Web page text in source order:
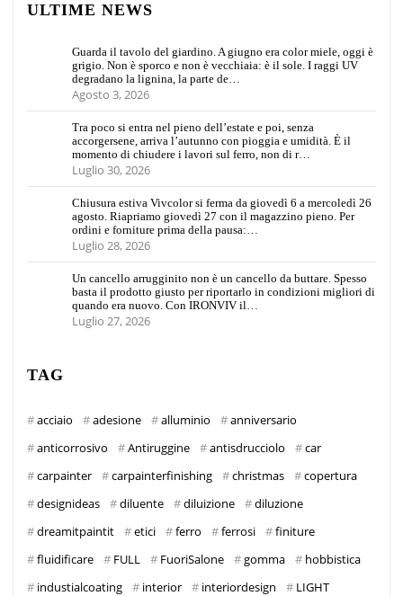
ULTIME NEWS
Guarda il tavolo del giardino. A giugno era color miele, oggi è
grigio. Non è sporco e non è vecchiaia: è il sole. I raggi UV
degradano la lignina, la parte de…
Agosto 3, 2026
Tra poco si entra nel pieno dell’estate e poi, senza
accorgersene, arriva l’autunno con pioggia e umidità. È il
momento di chiudere i lavori sul ferro, non di r…
Luglio 30, 2026
Chiusura estiva Vivcolor si ferma da giovedì 6 a mercoledì 26
agosto. Riapriamo giovedì 27 con il magazzino pieno. Per
ordini e forniture prima della pausa:…
Luglio 28, 2026
Un cancello arrugginito non è un cancello da buttare. Spesso
basta il prodotto giusto per riportarlo in condizioni migliori di
quando era nuovo. Con IRONVIV il…
Luglio 27, 2026
TAG
acciaio adesione alluminio
anniversario
anticorrosivo
Antiruggine antisdrucciolo
car
carpainter
carpainterfinishing christmas
copertura
designideas
diluente diluizione
diluzione
dreamitpaintit
etici ferro ferrosi
finiture
fluidificare
FULL FuoriSalone gomma
hobbistica
industialcoating
interior interiordesign
LIGHT